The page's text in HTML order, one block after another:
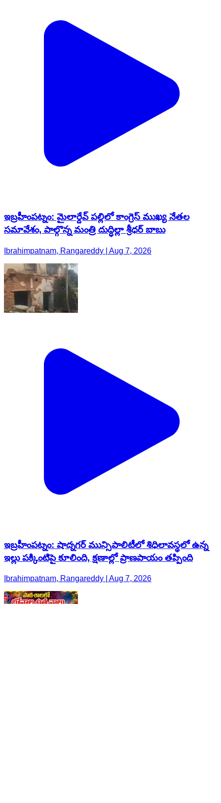
ఇబ్రహీంపట్నం: మైలార్దేవ్ పల్లిలో కాంగ్రెస్ ముఖ్య నేతల
సమావేశం, పాల్గొన్న మంత్రి దుద్ధిల్లా శ్రీధర్ బాబు
Ibrahimpatnam, Rangareddy | Aug 7, 2026
ఇబ్రహీంపట్నం: షాద్నగర్ మున్సిపాలిటీలో శిధిలావస్థలో ఉన్న
ఇల్లు పక్కింటిపై కూలింది, క్షణాల్లో ప్రాణపాయం తప్పింది
Ibrahimpatnam, Rangareddy | Aug 7, 2026